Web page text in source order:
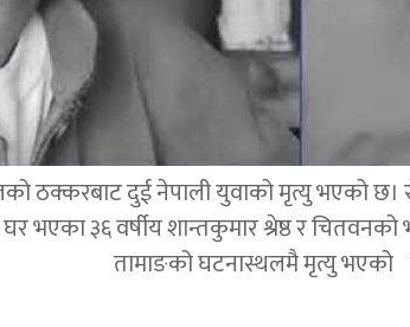
ठक्करबाट दुई नेपाली युवाको मृत्यु भएको छ।
घर भएका ३६ वर्षीय शान्तकुमार श्रेष्ठ र
तामाङको घटनास्थलमै मृत्यु भएको